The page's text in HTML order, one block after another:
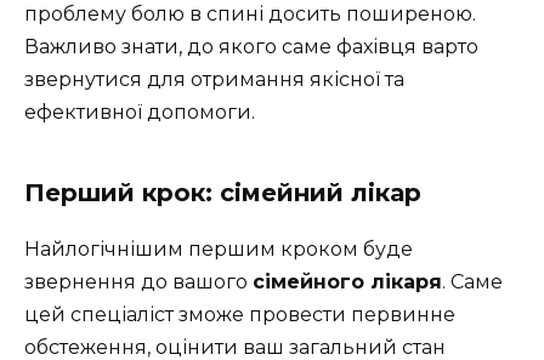
проблему болю в спині досить поширеною.
Важливо знати, до якого саме фахівця варто
звернутися для отримання якісної та
ефективної допомоги.
Перший крок: сімейний лікар
Найлогічнішим першим кроком буде
звернення до вашого сімейного лікаря. Саме
цей спеціаліст зможе провести первинне
обстеження, оцінити ваш загальний стан